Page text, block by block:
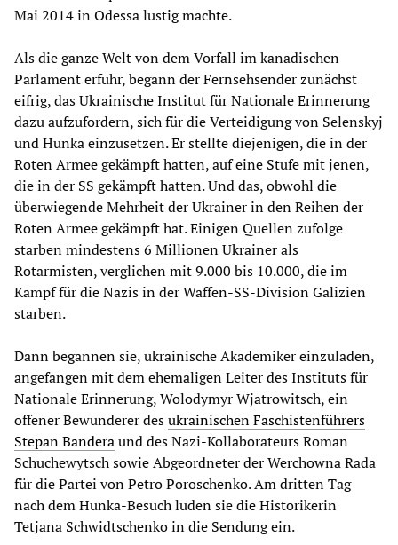
Mai 2014 in Odessa lustig machte.
Als die ganze Welt von dem Vorfall im kanadischen
Parlament erfuhr, begann der Fernsehsender zunächst
eifrig, das Ukrainische Institut für Nationale Erinnerung
dazu aufzufordern, sich für die Verteidigung von Selenskyj
und Hunka einzusetzen. Er stellte diejenigen, die in der
Roten Armee gekämpft hatten, auf eine Stufe mit jenen,
die in der SS gekämpft hatten. Und das, obwohl die
überwiegende Mehrheit der Ukrainer in den Reihen der
Roten Armee gekämpft hat. Einigen Quellen zufolge
starben mindestens 6 Millionen Ukrainer als
Rotarmisten, verglichen mit 9.000 bis 10.000, die im
Kampf für die Nazis in der Waffen-SS-Division Galizien
starben.
Dann begannen sie, ukrainische Akademiker einzuladen,
angefangen mit dem ehemaligen Leiter des Instituts für
Nationale Erinnerung, Wolodymyr Wjatrowitsch, ein
offener Bewunderer desukrainischen Faschistenführers
Stepan Banderaund des Nazi-Kollaborateurs Roman
Schuchewytsch sowie Abgeordneter der Werchowna Rada
für die Partei von Petro Poroschenko. Am dritten Tag
nach dem Hunka-Besuch luden sie die Historikerin
Tetjana Schwidtschenko in die Sendung ein.